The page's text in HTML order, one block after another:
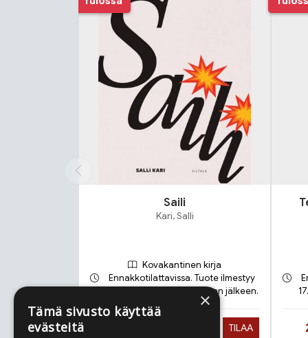
Saili
Kari, Salli
Kovakantinen kirja
Ennakkotilattavissa. Tuote ilmestyy
21.9.2026 ja toimitetaan sen jälkeen.
TILAA
×
Tämä sivusto käyttää
evästeitä